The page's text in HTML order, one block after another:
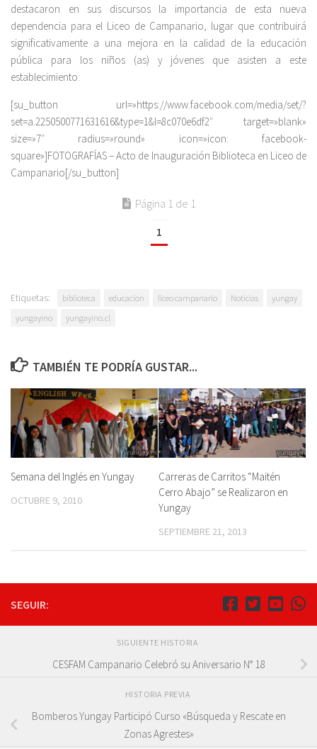
destacaron en sus discursos la importancia de esta nueva
dependencia para el Liceo de Campanario, lugar que contribuirá
significativamente a una mejora en la calidad de la educación
pública para los niños (as) y jóvenes que asisten a este
establecimiento.
[su_button url=»https://www.facebook.com/media/set/?
set=a.2250500771631616&type=1&l=8c070e6df2″ target=»blank»
size=»7″ radius=»round» icon=»icon: facebook-
square»]FOTOGRAFÍAS – Acto de Inauguración Biblioteca en Liceo de
Campanario[/su_button]
Página 1 de 1
1
Etiquetas: biblioteca educacion liceo campanario Noticias
yungay
yungayino
yungayino.cl
TAMBIÉN TE PODRÍA GUSTAR...
Semana del Inglés en Yungay
OCTUBRE 9, 2010
Carreras de Carritos “Maitén
Cerro Abajo” se Realizaron en
Yungay
SEPTIEMBRE 21, 2013
SEGUIR:
SIGUIENTE HISTORIA
CESFAM Campanario Celebró su Aniversario N° 18
HISTORIA PREVIA
Bomberos Yungay Participó Curso «Búsqueda y Rescate en
Zonas Agrestes»